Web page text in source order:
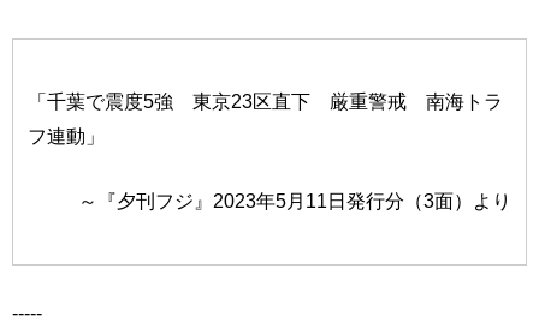
「千葉で震度5強 東京23区直下 厳重警戒 南海トラ
フ連動」
～『夕刊フジ』2023年5月11日発行分（3面）より
-----